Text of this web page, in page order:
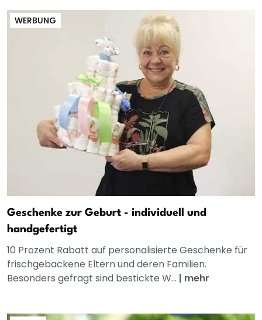
WERBUNG
Geschenke zur Geburt - individuell und
handgefertigt
10 Prozent Rabatt auf personalisierte Geschenke für
frischgebackene Eltern und deren Familien.
Besonders gefragt sind bestickte W... | mehr